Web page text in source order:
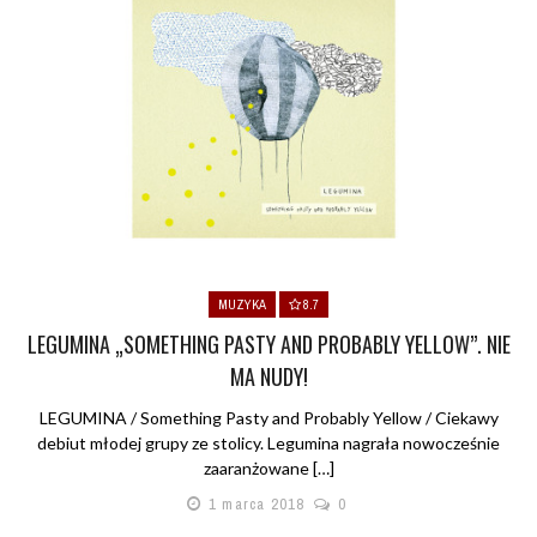
MUZYKA 8.7
LEGUMINA „SOMETHING PASTY AND PROBABLY YELLOW”. NIE
MA NUDY!
LEGUMINA / Something Pasty and Probably Yellow / Ciekawy
debiut młodej grupy ze stolicy. Legumina nagrała nowocześnie
zaaranżowane […]
1 marca 2018
0